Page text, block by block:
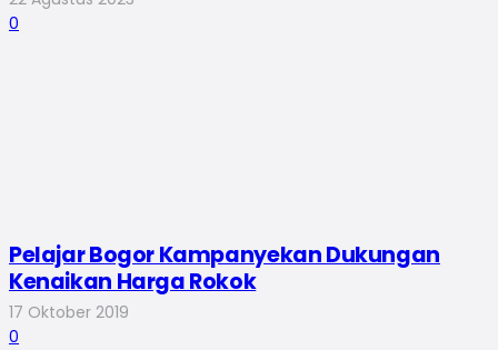
0
Pelajar Bogor Kampanyekan Dukungan
Kenaikan Harga Rokok
17 Oktober 2019
0